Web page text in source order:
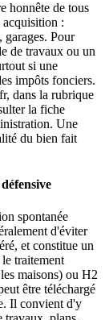
honnête de tous
acquisition :
garages. Pour
de travaux ou un
si une
impôts fonciers.
dans la rubrique
la fiche
Une
du bien fait
spontanée
d'éviter
et constitue un
traitement
maisons) ou H2
être téléchargé
Il convient d'y